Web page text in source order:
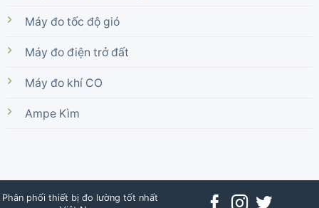
Máy đo tốc độ gió
Máy đo điện trở đất
Máy đo khí CO
Ampe Kìm
Phân phối thiết bị đo lường tốt nhất